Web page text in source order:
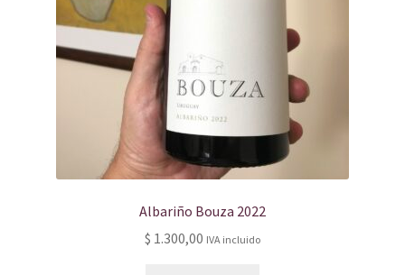
Albariño Bouza 2022
$ 1.300,00 IVA incluido